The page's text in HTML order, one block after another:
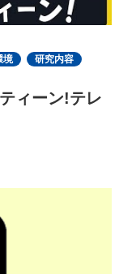
境
研究内容
ィーン!テレ